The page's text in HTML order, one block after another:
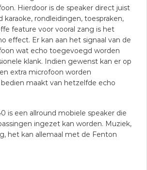
Hierdoor is de speaker direct juist
karaoke, rondleidingen, toespraken,
feature voor vooral zang is het
effect. Er kan aan het signaal van de
wat echo toegevoegd worden
klank. Indien gewenst kan er op
extra microfoon worden
maakt van hetzelfde echo
is een allround mobiele speaker die
ingezet kan worden. Muziek,
het kan allemaal met de Fenton